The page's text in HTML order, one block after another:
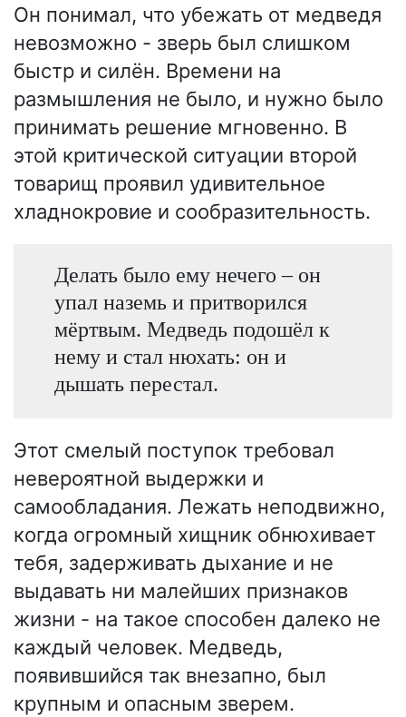
Он понимал, что убежать от медведя
невозможно - зверь был слишком
быстр и силён. Времени на
размышления не было, и нужно было
принимать решение мгновенно. В
этой критической ситуации второй
товарищ проявил удивительное
хладнокровие и сообразительность.
Делать было ему нечего – он
упал наземь и притворился
мёртвым. Медведь подошёл к
нему и стал нюхать: он и
дышать перестал.
Этот смелый поступок требовал
невероятной выдержки и
самообладания. Лежать неподвижно,
когда огромный хищник обнюхивает
тебя, задерживать дыхание и не
выдавать ни малейших признаков
жизни - на такое способен далеко не
каждый человек. Медведь,
появившийся так внезапно, был
крупным и опасным зверем.